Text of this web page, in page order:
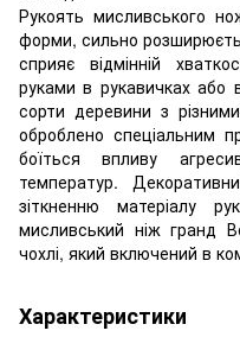
Рукоять мисливського
форми, сильно
сприяє відмінній
руками в рукавичках або
сорти деревини з
оброблено спеціальним
боїться впливу
температур.
зіткненню матеріалу
мисливський ніж гранд
чохлі, який включений в
Характеристики